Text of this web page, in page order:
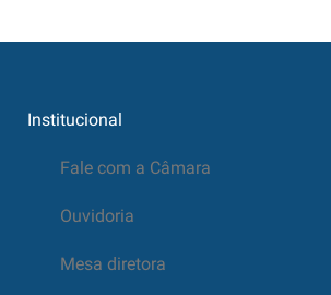
Institucional
Fale com a Câmara
Ouvidoria
Mesa diretora